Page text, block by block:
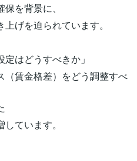
を背景に、
げを迫られています。
定はどうすべきか」
（賃金格差）をどう調整すべ
ています。